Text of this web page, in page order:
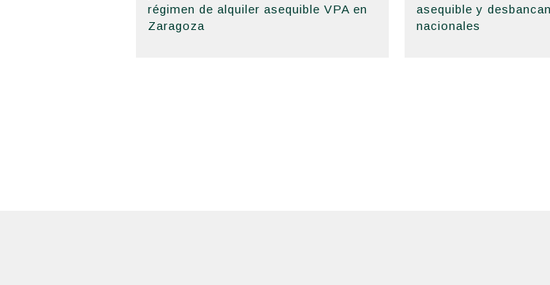
régimen de alquiler asequible VPA en
Zaragoza
asequible y
nacionales